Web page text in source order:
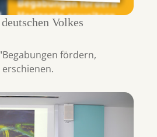
Volkes
fördern,